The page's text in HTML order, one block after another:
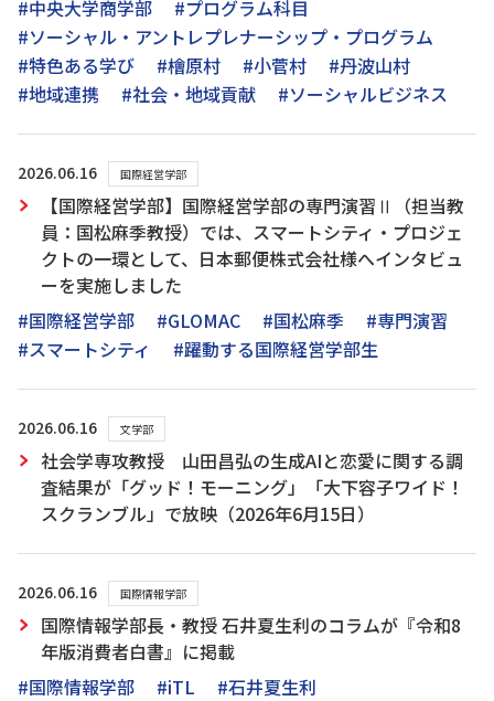
#中央大学商学部
#プログラム科目
#ソーシャル・アントレプレナーシップ・プログラム
#特色ある学び
#檜原村 #小菅村
#丹波山村
#地域連携
#社会・地域貢献 #ソーシャルビジネス
2026.06.16 国際経営学部
【国際経営学部】国際経営学部の専門演習Ⅱ（担当教
員：国松麻季教授）では、スマートシティ・プロジェ
クトの一環として、日本郵便株式会社様へインタビュ
ーを実施しました
#国際経営学部
#GLOMAC #国松麻季
#専門演習
#スマートシティ
#躍動する国際経営学部生
2026.06.16 文学部
社会学専攻教授 山田昌弘の生成AIと恋愛に関する調
査結果が「グッド！モーニング」「大下容子ワイド！
スクランブル」で放映（2026年6月15日）
2026.06.16 国際情報学部
国際情報学部長・教授 石井夏生利のコラムが『令和8
年版消費者白書』に掲載
#国際情報学部
#iTL #石井夏生利